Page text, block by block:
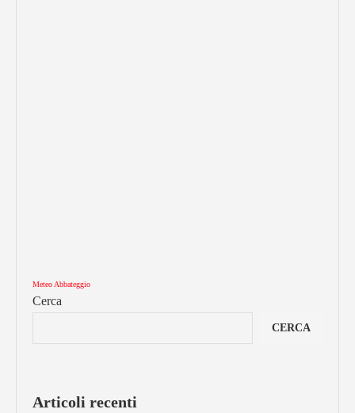
Meteo Abbateggio
Cerca
CERCA
Articoli recenti